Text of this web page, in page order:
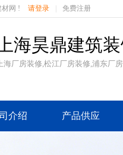
网 ! 请登录 免费注册
上海昊鼎建筑
上海厂房装修,松江厂房装修,浦东厂
介绍 产品供应